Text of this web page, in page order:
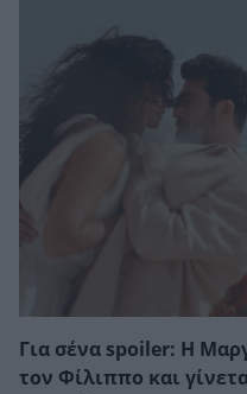
Για σένα spoiler: Η
τον Φίλιππο και